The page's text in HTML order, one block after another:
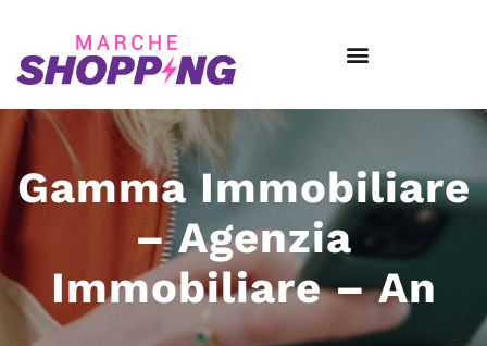
Gamma Immobiliare
– Agenzia
Immobiliare – An